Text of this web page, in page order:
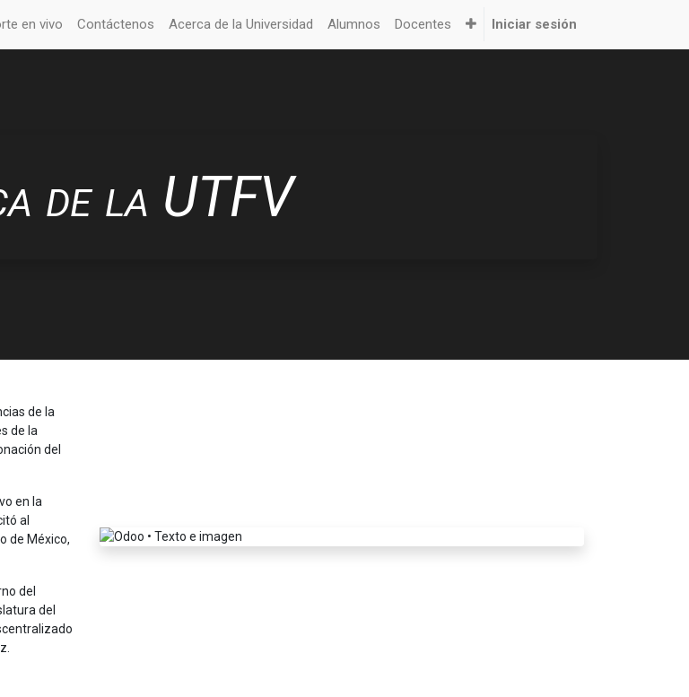
en vivo Contáctenos Acerca de la Universidad Alumnos Docentes Iniciar sesión
de la UTFV
de la
de la
del
en la
al
de México,
del
del